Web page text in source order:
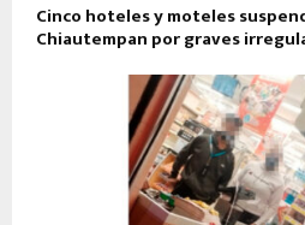
Cinco hoteles y moteles
Chiautempan por graves